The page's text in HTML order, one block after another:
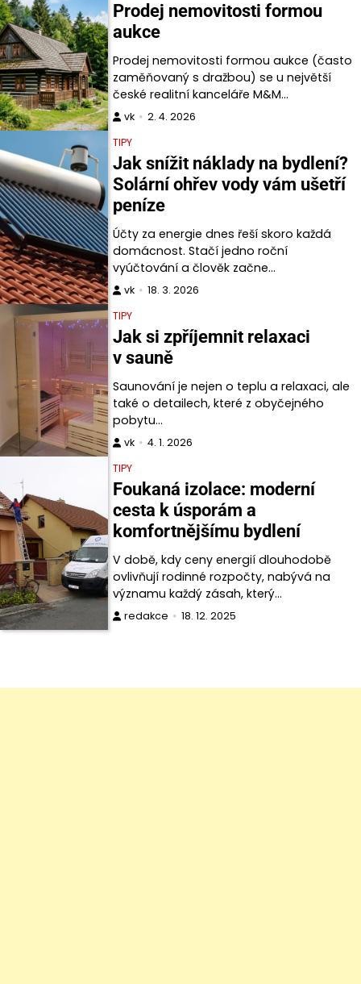
Prodej nemovitosti formou
aukce
Prodej nemovitosti formou aukce (často
zaměňovaný s dražbou) se u největší
české realitní kanceláře M&M…
vk
2. 4. 2026
TIPY
Jak snížit náklady na bydlení?
Solární ohřev vody vám ušetří
peníze
Účty za energie dnes řeší skoro každá
domácnost. Stačí jedno roční
vyúčtování a člověk začne…
vk
18. 3. 2026
TIPY
Jak si zpříjemnit relaxaci
v sauně
Saunování je nejen o teplu a relaxaci, ale
také o detailech, které z obyčejného
pobytu…
vk
4. 1. 2026
TIPY
Foukaná izolace: moderní
cesta k úsporám a
komfortnějšímu bydlení
V době, kdy ceny energií dlouhodobě
ovlivňují rodinné rozpočty, nabývá na
významu každý zásah, který…
redakce 18. 12. 2025